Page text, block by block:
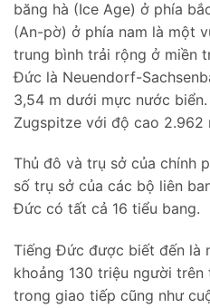
băng hà (Ice Age) ở phía
(An-pờ) ở phía nam là một
trung bình trải rộng ở miền
Đức là Neuendorf-
3,54 m dưới mực nước
Zugspitze với độ cao 2.962
Thủ đô và trụ sở của chính
số trụ sở của các bộ liên
Đức có tất cả 16 tiểu bang.
Tiếng Đức được biết đến là
khoảng 130 triệu người
trong giao tiếp cũng như